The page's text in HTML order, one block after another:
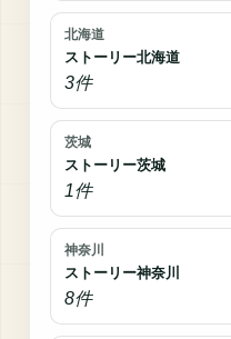
北海道
ストーリー北海道
3件
茨城
ストーリー茨城
1件
神奈川
ストーリー神奈川
8件